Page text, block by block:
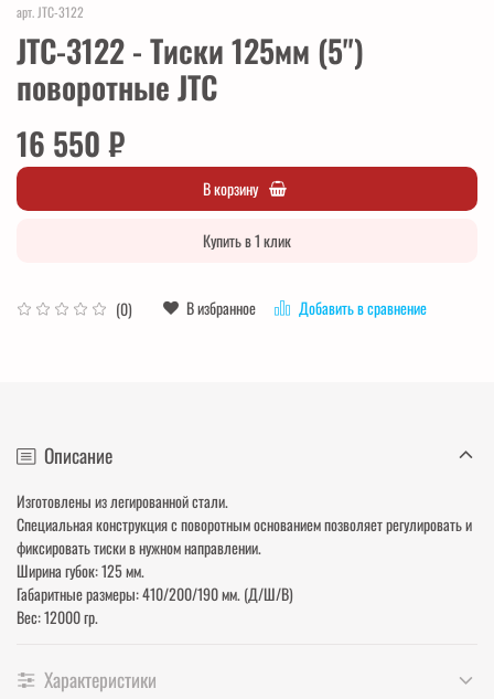
арт. JTC-3122
JTC-3122 - Тиски 125мм (5")
поворотные JTC
(0) В избранное Добавить в сравнение
16 550 ₽
В корзину
Купить в 1 клик
Описание
Изготовлены из легированной стали.
Специальная конструкция с поворотным основанием позволяет регулировать и
фиксировать тиски в нужном направлении.
Ширина губок: 125 мм.
Габаритные размеры: 410/200/190 мм. (Д/Ш/В)
Вес: 12000 гр.
Характеристики